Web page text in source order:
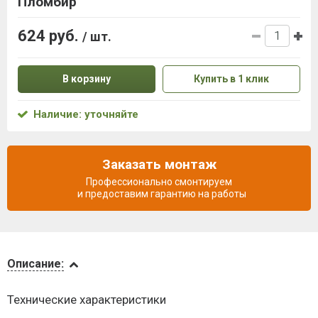
и оплата
Описание:
Технические характеристики
624 руб. / шт.
В корзину Купить в 1 клик
Наличие: уточняйте
Заказать монтаж
Профессионально смонтируем
и предоставим гарантию на работы